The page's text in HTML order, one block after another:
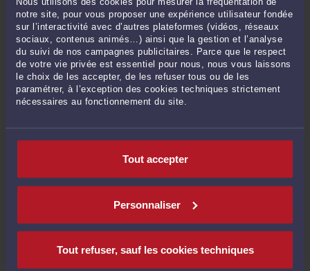
notre site, pour vous proposer une expérience utilisateur fondée
sur l’interactivité avec d’autres plateformes (vidéos, réseaux
sociaux, contenus animés…) ainsi que la gestion et l’analyse
du suivi de nos campagnes publicitaires. Parce que le respect
de votre vie privée est essentiel pour nous, nous vous laissons
le choix de les accepter, de les refuser tous ou de les
paramétrer, à l’exception des cookies techniques strictement
nécessaires au fonctionnement du site.
Tout accepter
Personnaliser
Tout refuser, sauf les cookies techniques
Juillet 2023
Juin 2023
Mai 2023
Avril 2023
Mars 2023
Janvier 2023
Octobre 2022
Août 2022